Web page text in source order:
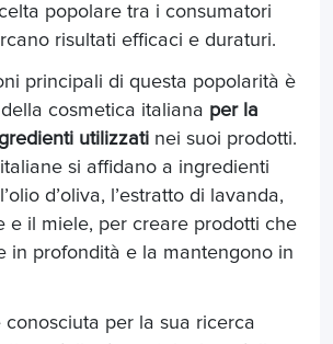
popolare tra i consumatori
risultati efficaci e duraturi.
principali di questa popolarità è
cosmetica italiana per la
utilizzati nei suoi prodotti.
si affidano a ingredienti
d’oliva, l’estratto di lavanda,
e il miele, per creare prodotti che
in profondità e la mantengono in
conosciuta per la sua ricerca